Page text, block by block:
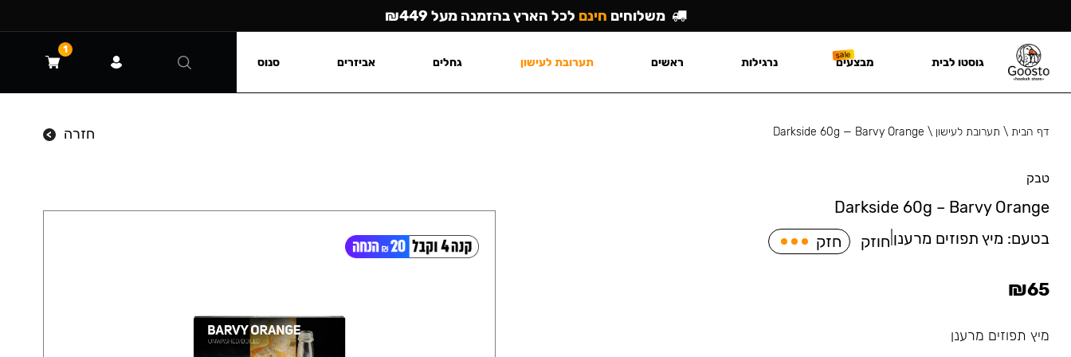
דף הבית\ תערובת לעישון \
Darkside 60g — Barvy Orange חזרה
טבק
Darkside 60g – Barvy Orange
בטעם: מיץ תפוזים מרענן חוזק חזק
₪65
מיץ תפוזים מרענן
משלוחים חינם לכל הארץ בהזמנה מעל ₪449
גוסטו לבית מבצעים נרגילות ראשים תערובת לעישון גחלים אביזרים סנוס
1